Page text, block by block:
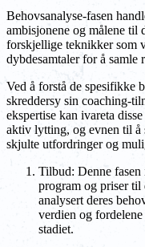
Behovsanalyse-fasen
ambisjonene og målene til
forskjellige teknikker som
dybdesamtaler for å samle
Ved å forstå de spesifikke
skreddersy sin coaching-
ekspertise kan ivareta
aktiv lytting, og evnen til å
skjulte utfordringer og
Tilbud: Denne fasen
program og priser til
analysert deres
verdien og
stadiet.